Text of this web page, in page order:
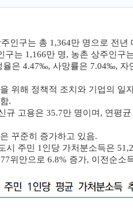
인구는 총 1,364만 명으로 전년
구는 1,166만 명, 농촌 상주인구
율은 4.47‰, 사망률은 7.04‰, 자
위해 정책적 조치와 기업의 일
.
규 고용은 35.7만 명이며, 연평
꾸준히 증가하고 있음.
시 주민 1인당 가처분소득은
위안으로 6.8% 증가, 이전순소